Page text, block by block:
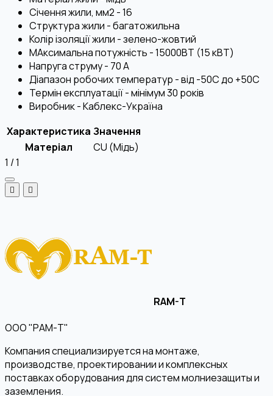
Січення жили, мм2 - 16
Структура жили - багатожильна
Колір ізоляції жили - зелено-жовтий
МАксимальна потужність - 15000ВТ (15 кВТ)
Напруга струму - 70 А
Діапазон робочих температур - від -50С до +50С
Термін експлуатації - мінімум 30 років
Виробник - Каблекс-Україна
Характеристика Значення
Матеріал
CU (Мідь)
1 /1
RAM-T
ООО "РАМ-Т"
Компания специализируется на монтаже,
производстве, проектировании и комплексных
поставках оборудования для систем молниезащиты и
заземления.